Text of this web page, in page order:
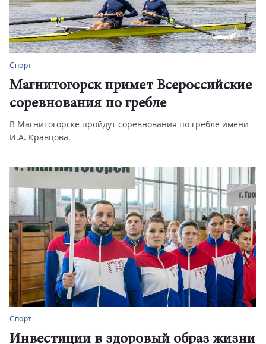
Спорт
Магнитогорск примет Всероссийские
соревнования по гребле
В Магнитогорске пройдут соревнования по гребле имени
И.А. Кравцова.
Спорт
Инвестиции в здоровый образ жизни